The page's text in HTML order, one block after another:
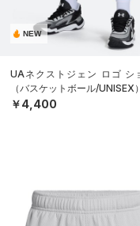
NEW
UAネクストジェン ロゴ シ
（バスケットボール/UNISEX）
￥4,400